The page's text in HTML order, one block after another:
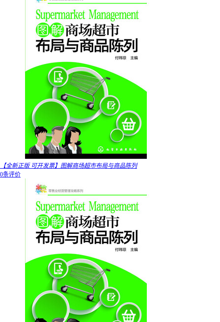
【全新正版 可开发票】图解商场超市布局与商品陈列
0条评价